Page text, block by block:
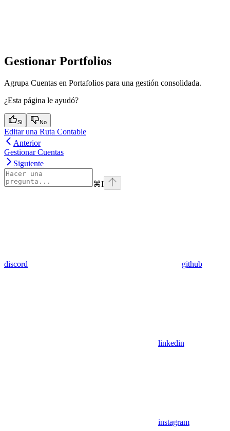
Gestionar Portfolios
Agrupa Cuentas en Portafolios para una gestión consolidada.
¿Esta página le ayudó?
Si No
Editar una Ruta Contable
Anterior
Gestionar Cuentas
Siguiente
⌘I
discord github
linkedin
instagram